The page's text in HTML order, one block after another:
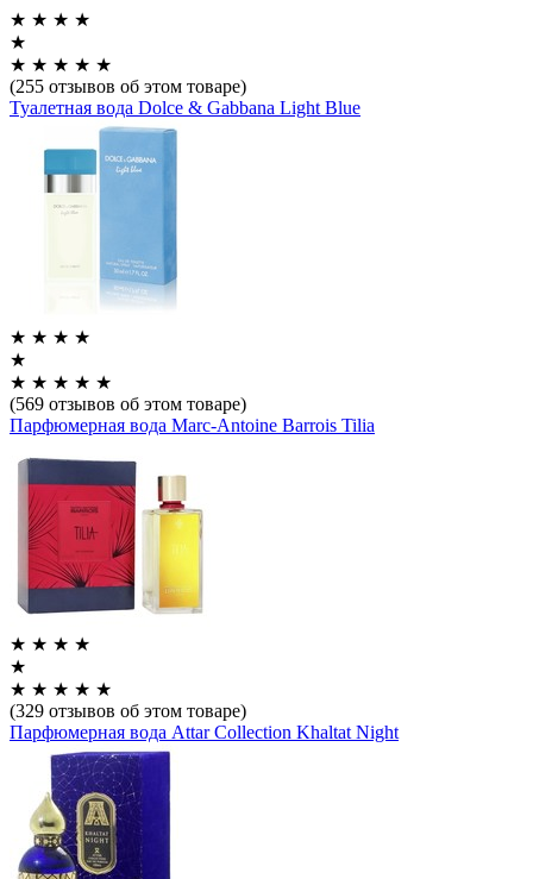
★ ★ ★ ★
★
★ ★ ★ ★ ★
(255 отзывов об этом товаре)
Туалетная вода Dolce & Gabbana Light Blue
★ ★ ★ ★
★
★ ★ ★ ★ ★
(569 отзывов об этом товаре)
Парфюмерная вода Marc-Antoine Barrois Tilia
★ ★ ★ ★
★
★ ★ ★ ★ ★
(329 отзывов об этом товаре)
Парфюмерная вода Attar Collection Khaltat Night